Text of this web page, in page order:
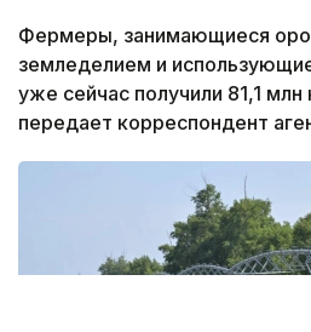
Фермеры, занимающиеся
земледелием и
уже сейчас получили 81,1
передает корреспондент